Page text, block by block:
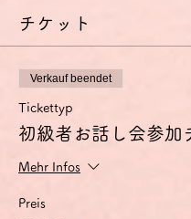
チケット
Verkauf beendet
Tickettyp
初級者お話し会参加
Mehr Infos
Preis